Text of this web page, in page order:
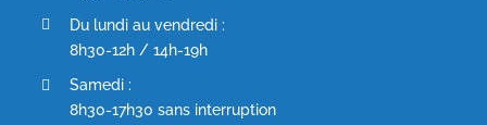
Du lundi au vendredi :
8h30-12h / 14h-19h
Samedi :
8h30-17h30 sans interruption